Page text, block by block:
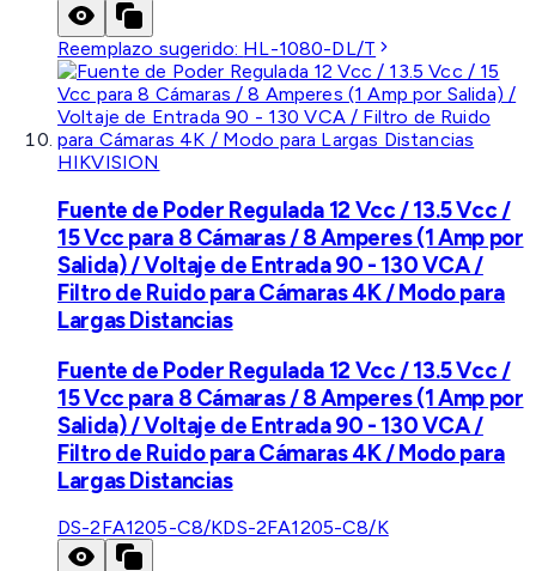
Reemplazo sugerido: HL-1080-DL/T
HIKVISION
Fuente de Poder Regulada 12 Vcc / 13.5 Vcc /
15 Vcc para 8 Cámaras / 8 Amperes (1 Amp por
Salida) / Voltaje de Entrada 90 - 130 VCA /
Filtro de Ruido para Cámaras 4K / Modo para
Largas Distancias
Fuente de Poder Regulada 12 Vcc / 13.5 Vcc /
15 Vcc para 8 Cámaras / 8 Amperes (1 Amp por
Salida) / Voltaje de Entrada 90 - 130 VCA /
Filtro de Ruido para Cámaras 4K / Modo para
Largas Distancias
DS-2FA1205-C8/KDS-2FA1205-C8/K